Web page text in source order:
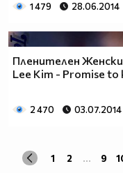
1 479 28.06.2014
Пленителен Женски
Lee Kim - Promise to
2 470 03.07.2014
1 2 ... 9